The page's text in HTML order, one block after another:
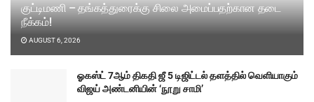
குட்டிமணி – தங்கத்துரைக்கு சிலை அமைப்பதற்கான தடை
நீக்கம்!
AUGUST 6, 2026
ஓகஸ்ட் 7ஆம் திகதி ஜீ 5 டிஜிட்டல் தளத்தில் வெளியாகும்
விஜய் அண்டனியின் ‘நூறு சாமி’